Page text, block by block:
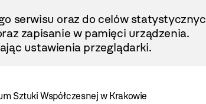
serwisu oraz do celów
zapisanie w pamięci urządzenia.
ustawienia przeglądarki.
Sztuki Współczesnej w Krakowie